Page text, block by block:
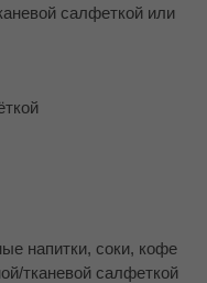
салфеткой или
напитки, соки, кофе
тканевой салфеткой